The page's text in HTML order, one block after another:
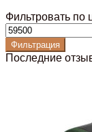
Фильтровать по
Минимальная
цена
Фильтрация
Последние